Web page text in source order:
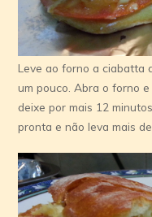
Leve ao forno a ciabatta
um pouco. Abra o forno
deixe por mais 12
pronta e não leva mais